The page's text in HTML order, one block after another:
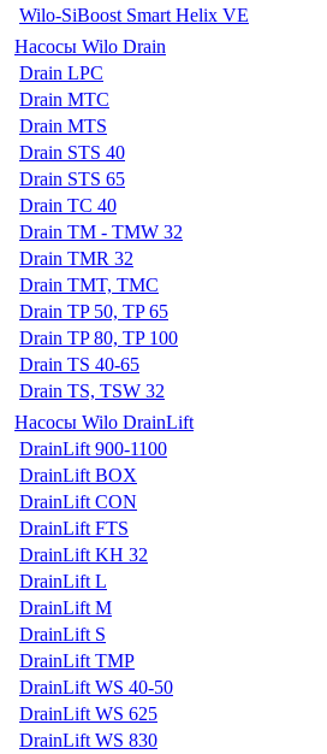
Wilo-SiBoost Smart Helix VE
Насосы Wilo Drain
Drain LPC
Drain MTC
Drain MTS
Drain STS 40
Drain STS 65
Drain TC 40
Drain TM - TMW 32
Drain TMR 32
Drain TMT, TMC
Drain TP 50, TP 65
Drain TP 80, TP 100
Drain TS 40-65
Drain TS, TSW 32
Насосы Wilo DrainLift
DrainLift 900-1100
DrainLift BOX
DrainLift CON
DrainLift FTS
DrainLift KH 32
DrainLift L
DrainLift M
DrainLift S
DrainLift TMP
DrainLift WS 40-50
DrainLift WS 625
DrainLift WS 830